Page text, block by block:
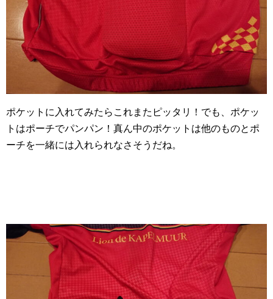
ポケットに入れてみたらこれまたピッタリ！でも、ポケッ
トはポーチでパンパン！真ん中のポケットは他のものとポ
ーチを一緒には入れられなさそうだね。